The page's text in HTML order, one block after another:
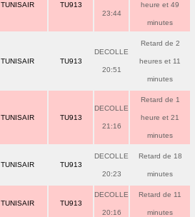
TUNISAIR TU913
23:44
heure et 49
minutes
TUNISAIR TU913
DECOLLE
20:51
Retard de 2
heures et 11
minutes
TUNISAIR TU913
DECOLLE
21:16
Retard de 1
heure et 21
minutes
TUNISAIR TU913
DECOLLE
20:23
Retard de 18
minutes
TUNISAIR TU913
DECOLLE
20:16
Retard de 11
minutes